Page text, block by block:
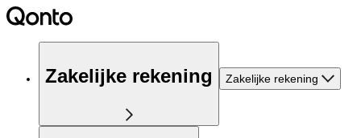
Zakelijke rekening Zakelijke rekening